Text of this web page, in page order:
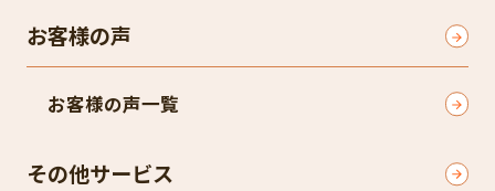
お客様の声
お客様の声一覧
その他サービス